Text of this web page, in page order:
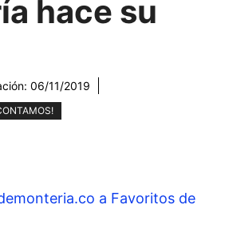
hace su
06/11/2019
a Favoritos de